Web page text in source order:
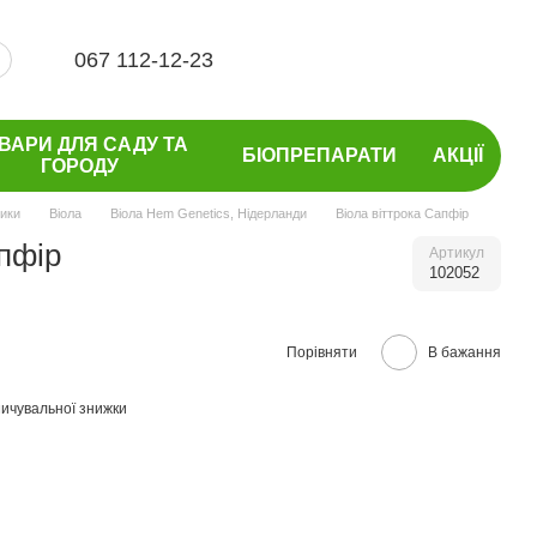
067 112-12-23
ДЛЯ САДУ ТА
ГОРОДУ
БІОПРЕПАРАТИ АКЦІЇ
Віола Віола Hem Genetics, Нідерланди Віола віттрока Сапфір
Артикул
102052
Порівняти В бажання
знижки